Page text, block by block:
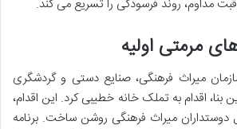
مداوم، روند فرسودگی را تسریع می کند.
مرمتی اولیه
سازمان میراث فرهنگی، صنایع دستی و گردشگری
بنا، اقدام به تملک خانه خطیبی کرد. این اقدام،
دوستداران میراث فرهنگی روشن ساخت. برنامه